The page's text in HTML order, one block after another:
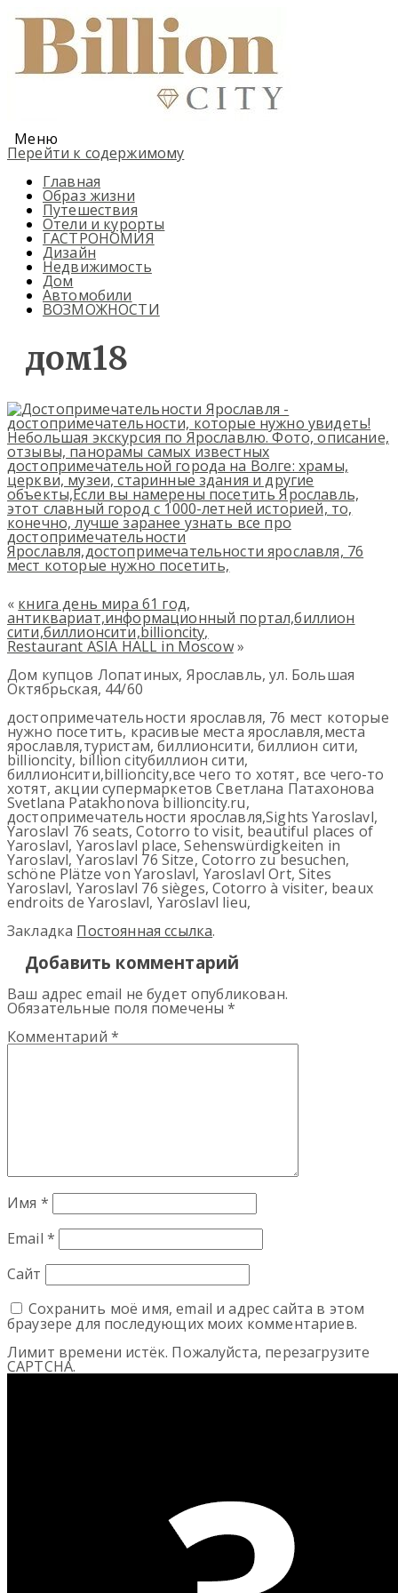
Меню
Перейти к содержимому
Главная
Образ жизни
Путешествия
Отели и курорты
ГАСТРОНОМИЯ
Дизайн
Недвижимость
Дом
Автомобили
ВОЗМОЖНОСТИ
дом18
« книга день мира 61 год,
антиквариат,информационный портал,биллион
сити,биллионсити,billioncity,
Restaurant ASIA HALL in Moscow»
Дом купцов Лопатиных, Ярославль, ул. Большая
Октябрьская, 44/60
достопримечательности ярославля, 76 мест которые
нужно посетить, красивые места ярославля,места
ярославля,туристам, биллионсити, биллион сити,
billioncity, billion cityбиллион сити,
биллионсити,billioncity,все чего то хотят, все чего-то
хотят, акции супермаркетов Светлана Патахонова
Svetlana Patakhonova billioncity.ru,
достопримечательности ярославля,Sights Yaroslavl,
Yaroslavl 76 seats, Cotorro to visit, beautiful places of
Yaroslavl, Yaroslavl place, Sehenswürdigkeiten in
Yaroslavl, Yaroslavl 76 Sitze, Cotorro zu besuchen,
schöne Plätze von Yaroslavl, Yaroslavl Ort, Sites
Yaroslavl, Yaroslavl 76 sièges, Cotorro à visiter, beaux
endroits de Yaroslavl, Yaroslavl lieu,
Закладка Постоянная ссылка.
Добавить комментарий
Ваш адрес email не будет опубликован.
Обязательные поля помечены*
Комментарий *
Имя *
Email *
Сайт
Сохранить моё имя, email и адрес сайта в этом
браузере для последующих моих комментариев.
Лимит времени истёк. Пожалуйста, перезагрузите
CAPTCHA.